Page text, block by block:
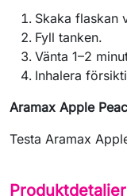
Skaka flaskan
Fyll tanken.
Vänta 1–2
Inhalera
Aramax Apple
Testa Aramax
Produktdetaljer